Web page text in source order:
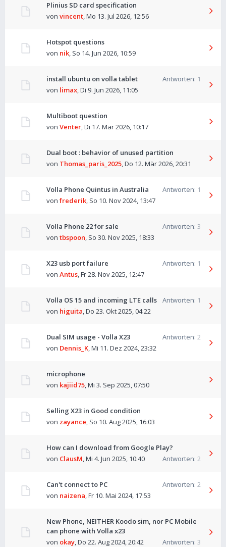
Plinius SD card specification
von vincent,Mo 13. Jul 2026, 12:56
Hotspot questions
von nik, So 14. Jun 2026, 10:59
install ubuntu on volla tablet Antworten: 1
von limax,Di 9. Jun 2026, 11:05
Multiboot question
von Venter,Di 17. Mär 2026, 10:17
Dual boot : behavior of unused partition
von Thomas_paris_2025,Do 12. Mär 2026, 20:31
Volla Phone Quintus in Australia Antworten: 1
von frederik, So 10. Nov 2024, 13:47
Volla Phone 22 for sale Antworten: 3
von tbspoon, So 30. Nov 2025, 18:33
X23 usb port failure Antworten: 1
von Antus,Fr 28. Nov 2025, 12:47
Volla OS 15 and incoming LTE calls Antworten: 1
von higuita,Do 23. Okt 2025, 04:22
Dual SIM usage - Volla X23 Antworten: 2
von Dennis_K,Mi 11. Dez 2024, 23:32
microphone
von kajiid75,Mi 3. Sep 2025, 07:50
Selling X23 in Good condition
von zayance, So 10. Aug 2025, 16:03
How can I download from Google Play?
Antworten: 2
von ClausM,Mi 4. Jun 2025, 10:40
Can't connect to PC Antworten: 2
von naizena,Fr 10. Mai 2024, 17:53
New Phone, NEITHER Koodo sim, nor PC Mobile
can phone with Volla x23
Antworten: 3
von okay,Do 22. Aug 2024, 20:42